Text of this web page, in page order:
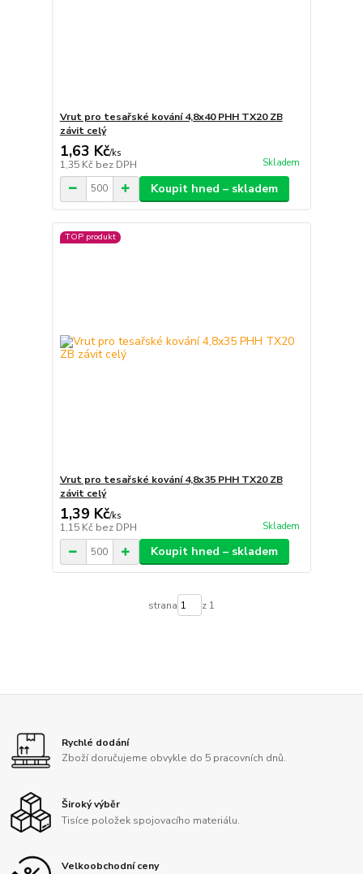
Vrut pro tesařské kování 4,8x40 PHH TX20 ZB
závit celý
1,63 Kč/ks
1,35 Kč bez DPH Skladem
Koupit hned – skladem
TOP produkt
Vrut pro tesařské kování 4,8x35 PHH TX20 ZB
závit celý
1,39 Kč/ks
1,15 Kč bez DPH Skladem
Koupit hned – skladem
strana z 1
Rychlé dodání
Zboží doručujeme obvykle do 5 pracovních dnů.
Široký výběr
Tisíce položek spojovacího materiálu.
Velkoobchodní ceny